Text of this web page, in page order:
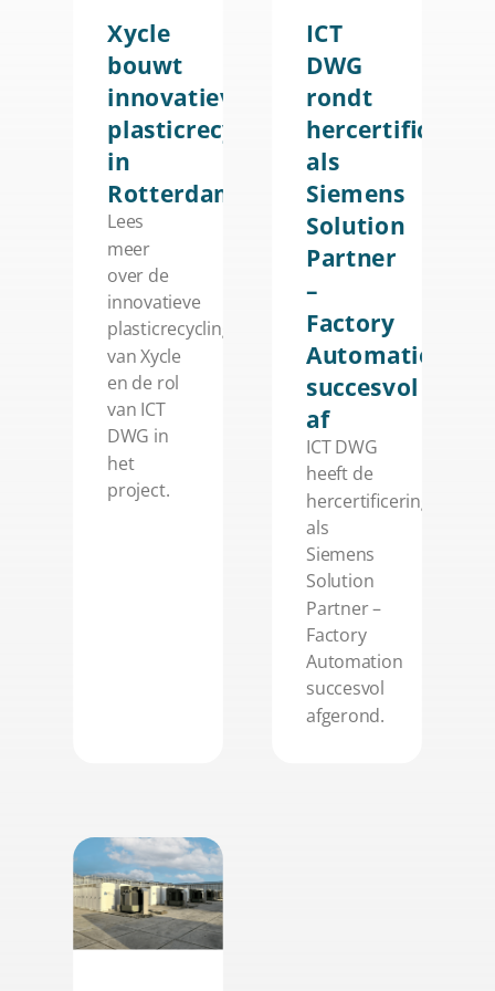
Xycle
bouwt
innovatieve
plasticrecyclingfabriek
in
Rotterdam
Lees
meer
over de
innovatieve
plasticrecyclingfabriek
van Xycle
en de rol
van ICT
DWG in
het
project.
ICT
DWG
rondt
hercertificering
als
Siemens
Solution
Partner
–
Factory
Automation
succesvol
af
ICT DWG
heeft de
hercertificering
als
Siemens
Solution
Partner –
Factory
Automation
succesvol
afgerond.